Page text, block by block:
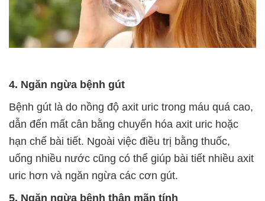
4. Ngăn ngừa bệnh gút
Bệnh gút là do nồng độ axit uric trong máu quá cao,
dẫn đến mất cân bằng chuyển hóa axit uric hoặc
hạn chế bài tiết. Ngoài việc điều trị bằng thuốc,
uống nhiều nước cũng có thể giúp bài tiết nhiều axit
uric hơn và ngăn ngừa các cơn gút.
5. Ngăn ngừa bệnh thận mãn tính